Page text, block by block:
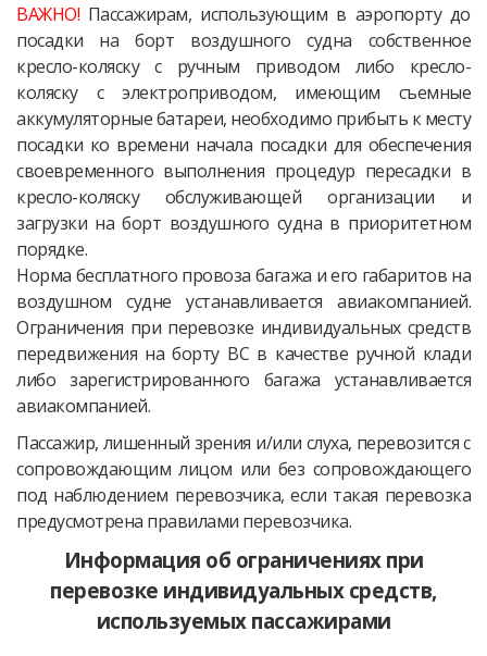
ВАЖНО! Пассажирам, использующим в аэропорту до
посадки на борт воздушного судна собственное
кресло-коляску с ручным приводом либо кресло-
коляску с электроприводом, имеющим съемные
аккумуляторные батареи, необходимо прибыть к месту
посадки ко времени начала посадки для обеспечения
своевременного выполнения процедур пересадки в
кресло-коляску обслуживающей организации и
загрузки на борт воздушного судна в приоритетном
порядке.
Норма бесплатного провоза багажа и его габаритов на
воздушном судне устанавливается авиакомпанией.
Ограничения при перевозке индивидуальных средств
передвижения на борту ВС в качестве ручной клади
либо зарегистрированного багажа устанавливается
авиакомпанией.
Пассажир, лишенный зрения и/или слуха, перевозится с
сопровождающим лицом или без сопровождающего
под наблюдением перевозчика, если такая перевозка
предусмотрена правилами перевозчика.
Информация об ограничениях при
перевозке индивидуальных средств,
используемых пассажирами